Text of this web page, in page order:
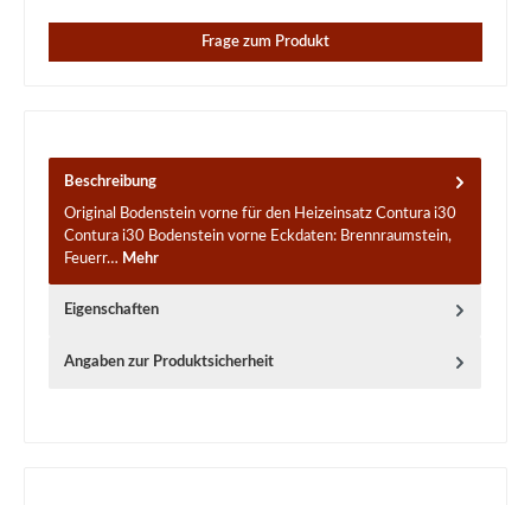
Frage zum Produkt
Beschreibung
Original Bodenstein vorne für den Heizeinsatz Contura i30
Contura i30 Bodenstein vorne Eckdaten: Brennraumstein,
Feuerr… Mehr
Eigenschaften
Angaben zur Produktsicherheit